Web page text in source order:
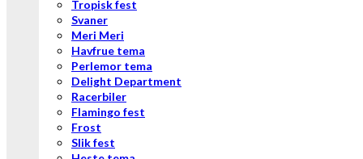
Tropisk fest
Svaner
Meri Meri
Havfrue tema
Perlemor tema
Delight Department
Racerbiler
Flamingo fest
Frost
Slik fest